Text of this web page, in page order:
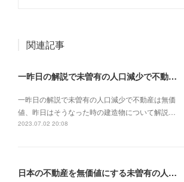
関連記事
一昨日の解説で未曽有の人口減少で不動産は無価値、昨日はそうなった時の建造物について解説、今日からはその設備について解説をして行く。
一昨日の解説で未曽有の人口減少で不動産は無価
値、昨日はそうなった時の建造物について解説…
2023.07.02 20:08
日本の不動産を無価値にする未曽有の人口減少。ではこれからの建築物の構造はどうなるかは既に解説した。今はその内部の内容。その1